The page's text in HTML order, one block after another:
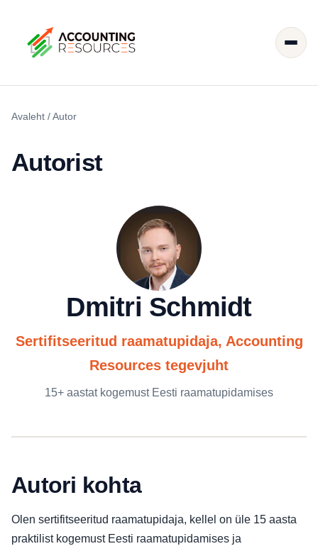
Avaleht /Autor
Autorist
Dmitri Schmidt
Sertifitseeritud raamatupidaja, Accounting
Resources tegevjuht
15+ aastat kogemust Eesti raamatupidamises
Autori kohta
Olen sertifitseeritud raamatupidaja, kellel on üle 15 aasta
praktilist kogemust Eesti raamatupidamises ja